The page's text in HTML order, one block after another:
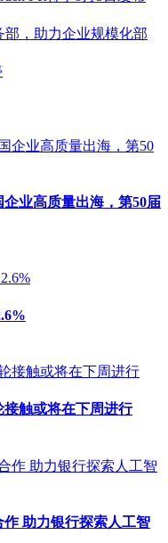
部，助力企业规模化部
业高质量出海，第50届
触或将在下周进行
助力银行探索人工智